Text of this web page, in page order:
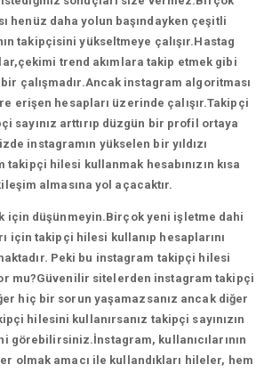
henüz daha yolun başındayken çeşitli
takipçisini yükseltmeye çalışır.Hastag
trend akımlara takip etmek gibi
bir çalışmadır.Ancak instagram algoritması
erişen hesapları üzerinde çalışır.Takipçi
sayınız arttırıp düzgün bir profil ortaya
instagramın yükselen bir yıldızı
hilesi kullanmak hesabınızın kısa
almasına yol açacaktır.
için düşünmeyin.Birçok yeni işletme dahi
için takipçi hilesi kullanıp hesaplarını
Peki bu instagram takipçi hilesi
mu?Güvenilir sitelerden instagram takipçi
hiç bir sorun yaşamazsanız ancak diğer
hilesini kullanırsanız takipçi sayınızın
görebilirsiniz.İnstagram, kullanıcılarının
olmak amacı ile kullandıkları hileler, hem